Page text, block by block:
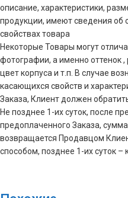
описание, характеристики,
продукции, имеют сведения об
свойствах товара
Некоторые Товары могут
фотографии, а именно оттенок ,
цвет корпуса и т.п. В случае
касающихся свойств и
Заказа, Клиент должен
Не позднее 1-их суток, после
предоплаченного Заказа,
возвращается Продавцом
способом, позднее 1-их суток –